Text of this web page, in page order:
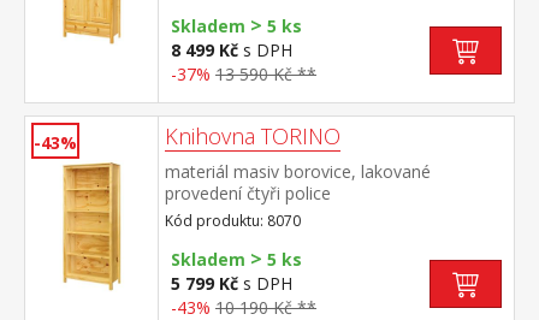
Skladem > 5 ks
8 499 Kč s DPH
-37% 13 590 Kč **
-43% Knihovna TORINO
materiál masiv borovice, lakované
provedení čtyři police
Kód produktu: 8070
Skladem > 5 ks
5 799 Kč s DPH
-43% 10 190 Kč **